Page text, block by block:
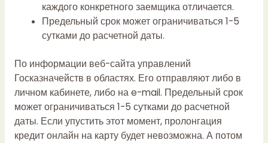
каждого конкретного заемщика отличается.
Предельный срок может ограничиваться 1-5
сутками до расчетной даты.
По информации веб-сайта управлений
Госказначейств в областях. Его отправляют либо в
личном кабинете, либо на e-mail. Предельный срок
может ограничиваться 1-5 сутками до расчетной
даты. Если упустить этот момент, пролонгация
кредит онлайн на картубудет невозможна. А потом